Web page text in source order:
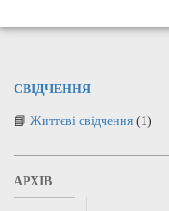
СВІДЧЕННЯ
Життєві свідчення (1)
АРХІВ